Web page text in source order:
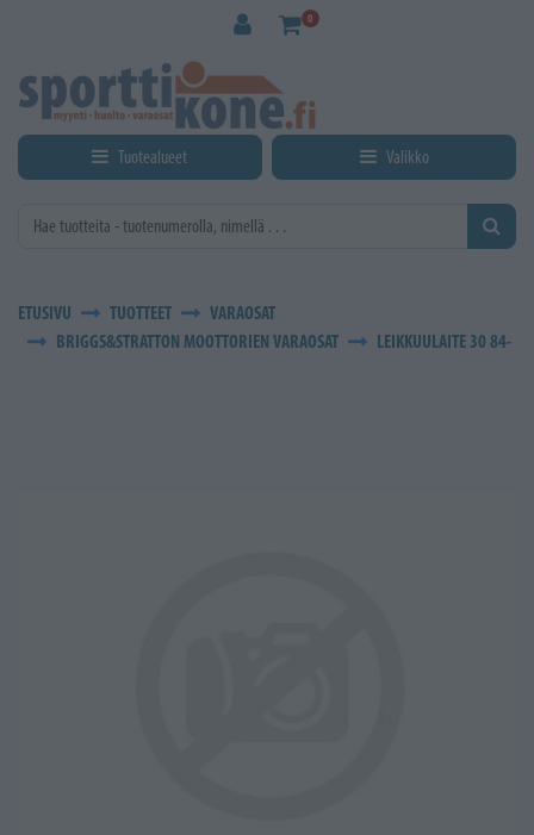
0
Tuotealueet Valikko
ETUSIVU TUOTTEET
VARAOSAT
BRIGGS&STRATTON MOOTTORIEN VARAOSAT
LEIKKUULAITE 30 84-